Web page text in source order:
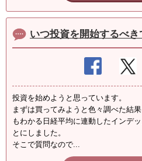
いつ投資を開始するべき
投資を始めようと思っています。
まずは買ってみようと色々調べた結
もわかる日経平均に連動したインデ
とにしました。
そこで質問なので...